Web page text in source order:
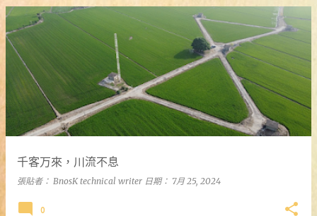
發
表
章
千客万來，川流不息
張貼者： BnosK technical writer 日期： 7月 25, 2024
0